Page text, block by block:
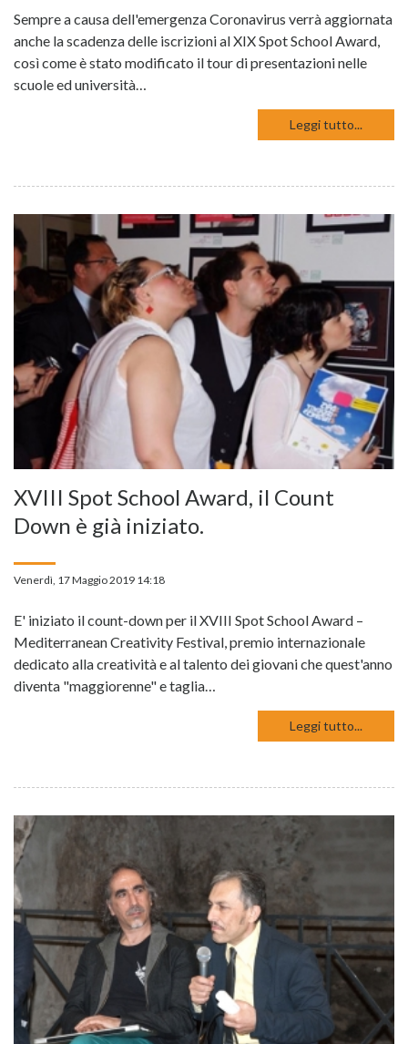
Sempre a causa dell'emergenza Coronavirus verrà aggiornata
anche la scadenza delle iscrizioni al XIX Spot School Award,
così come è stato modificato il tour di presentazioni nelle
scuole ed università…
Leggi tutto...
XVIII Spot School Award, il Count
Down è già iniziato.
Venerdì, 17 Maggio 2019 14:18
E' iniziato il count-down per il XVIII Spot School Award –
Mediterranean Creativity Festival, premio internazionale
dedicato alla creatività e al talento dei giovani che quest'anno
diventa "maggiorenne" e taglia…
Leggi tutto...